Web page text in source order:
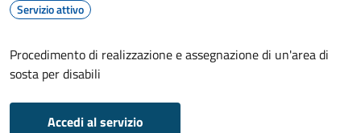
Servizio attivo
Procedimento di realizzazione e assegnazione di un'area di
sosta per disabili
Accedi al servizio